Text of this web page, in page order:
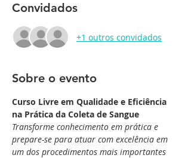
Convidados
+1 outros convidados
Sobre o evento
Curso Livre em Qualidade e Eficiência
na Prática da Coleta de Sangue
Transforme conhecimento em prática e
prepare-se para atuar com excelência em
um dos procedimentos mais importantes